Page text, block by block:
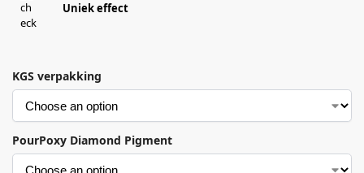
Uniek effect
KGS verpakking
PourPoxy Diamond Pigment